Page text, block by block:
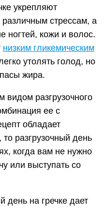
укрепляют
различным стрессам, а
ногтей, кожи и волос.
низким гликемическим
утолять голод, но
жира.
разгрузочного
ее с
обладает
разгрузочный день
когда вам не нужно
или выступать со
день на гречке дает